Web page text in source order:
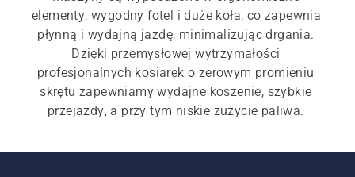
elementy, wygodny fotel i duże koła, co zapewnia
płynną i wydajną jazdę, minimalizując drgania.
Dzięki przemysłowej wytrzymałości
profesjonalnych kosiarek o zerowym promieniu
skrętu zapewniamy wydajne koszenie, szybkie